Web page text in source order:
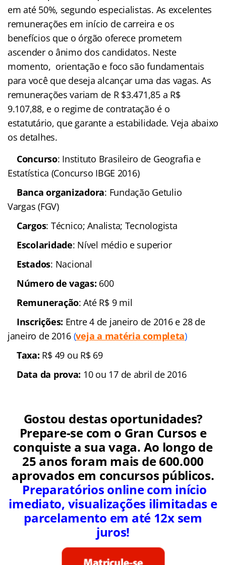
superior.O certame terá provas aplicadas
somente em abril. A concorrência promete ser
acirrada por uma das vagas, como é tradição. Em
2013, por exemplo, foram quase duzentos mil
inscritos, percentual que deverá ser aumentado
em até 50%, segundo especialistas. As excelentes
remunerações em início de carreira e os
benefícios que o órgão oferece prometem
ascender o ânimo dos candidatos. Neste
momento,orientação e foco são fundamentais
remunerações variam de R $3.471,85 a R$
9.107,88, e o regime de contratação é o
estatutário, que garante a estabilidade. Veja abaixo
os detalhes.
Concurso: Instituto
Brasileiro de Geografia e Estatística (Concurso
IBGE 2016)
Banca organizadora
Fundação Getulio Vargas (FGV)
Tecnologista
Escolaridade: Nível
médio e superior
Estados: Nacional
Remuneração: Até R$ 9
mil
Inscrições:Entre 4 de
janeiro de 2016 e 28 de janeiro de 2016(veja a
matéria completa)
Taxa:R$ 49 ou R$ 69
Data da prova:10 ou 17